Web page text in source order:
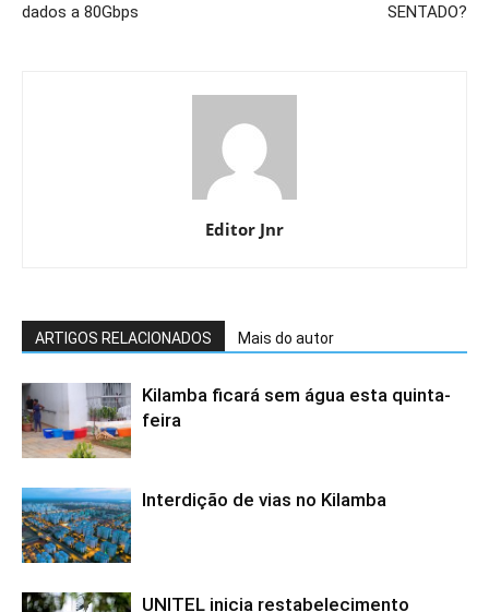
dados a 80Gbps
SENTADO?
Editor Jnr
ARTIGOS RELACIONADOS Mais do autor
Kilamba ficará sem água esta quinta-
feira
Interdição de vias no Kilamba
UNITEL inicia restabelecimento